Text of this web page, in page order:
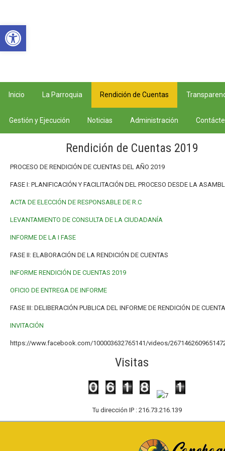
Inicio La Parroquia Rendición de Cuentas
Gestión y Ejecución Noticias Administración
Rendición de Cuentas 2019
PROCESO DE RENDICIÓN DE CUENTAS DEL AÑO 2019
FASE I: PLANIFICACIÓN Y FACILITACIÓN DEL PROCESO DESDE LA
ACTA DE ELECCIÓN DE RESPONSABLE DE R.C
LEVANTAMIENTO DE CONSULTA DE LA CIUDADANÍA
INFORME DE LA I FASE
FASE II: ELABORACIÓN DE LA RENDICIÓN DE CUENTAS
INFORME RENDICIÓN DE CUENTAS 2019
OFICIO DE ENTREGA DE INFORME
FASE III: DELIBERACIÓN PUBLICA DEL INFORME DE RENDICIÓN DE
INVITACIÓN
https://www.facebook.com/100003632765141/videos/
Visitas
Tu dirección IP : 216.73.216.139
Abrir barra de herramientas